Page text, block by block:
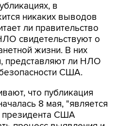
в
никаких выводов
ли правительство
свидетельствуют о
жизни. В них
представляют ли НЛО
США.
что публикация
8 мая, "является
президента США